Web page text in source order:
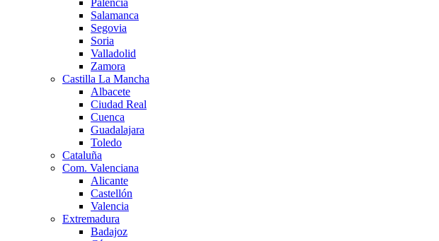
Salamanca
Segovia
Soria
Valladolid
Zamora
Castilla La Mancha
Albacete
Ciudad Real
Cuenca
Guadalajara
Toledo
Cataluña
Com. Valenciana
Alicante
Castellón
Valencia
Extremadura
Badajoz